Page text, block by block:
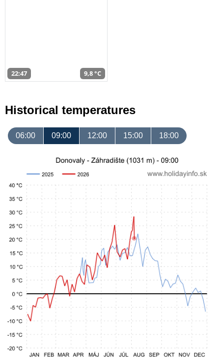
22:47 9,8 °C
Historical temperatures
06:00 09:00 12:00 15:00 18:00